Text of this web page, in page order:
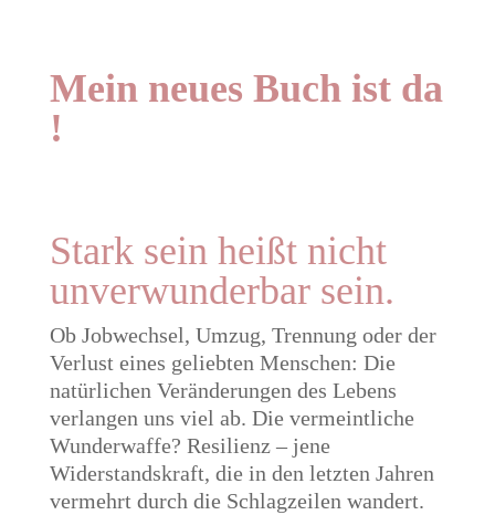
Mein neues Buch ist da
!
Stark sein heißt nicht
unverwunderbar sein.
Ob Jobwechsel, Umzug, Trennung oder der
Verlust eines geliebten Menschen: Die
natürlichen Veränderungen des Lebens
verlangen uns viel ab. Die vermeintliche
Wunderwaffe? Resilienz – jene
Widerstandskraft, die in den letzten Jahren
vermehrt durch die Schlagzeilen wandert.